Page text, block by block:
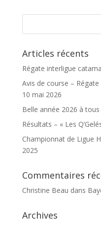
Articles récents
Régate interligue
Avis de course –
10 mai 2026
Belle année 2026 à tous
Résultats – « Les
Championnat de Ligue
2025
Commentaires
Christine Beau dans
Archives